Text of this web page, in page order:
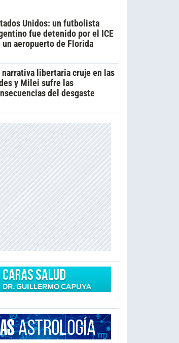
Unidos: un futbolista
fue detenido por el ICE
un aeropuerto de Florida
narrativa libertaria cruje en las
y Milei sufre las
del desgaste